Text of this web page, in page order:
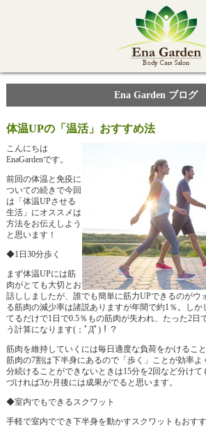
Ena Garden ブログ
体温UPの「温活」おすすめ法
こんにちは
EnaGardenです。
前回の体温と免疫に
ついての続きで今回
は「体温UPさせる
生活」にオススメは
方法をお伝えしよう
と思います！
◆1日30分歩く
まず体温UPには筋
肉がとても大切とお
話ししましたが、誰でも簡単に筋力UPできるのがウ
る筋肉の減少率は諸説ありますが年間で約1％。しか
てるだけで1日で0.5％もの筋肉が失われ、たった2日
う計算になります(；ﾟДﾟ)！？
筋肉を維持していくには毎日適度な負荷をかけるこ
筋肉の7割は下半身にあるので「歩く」ことが効率よ
分続けることができないときは15分を2回など分け
づければ3か月後には成果がでると思います。
◆室内でもできるスクワット
手軽で室内ででき下半身を動かすスクワットもおす